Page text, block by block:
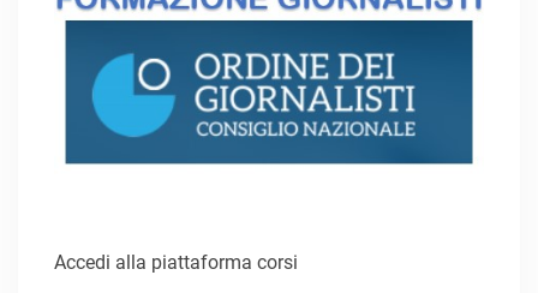
Accedi alla piattaforma corsi